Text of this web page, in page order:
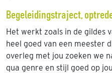
Begeleidingstraject,
Het werkt zoals in de gildes
heel goed van een meester
overleg met jou zoeken we
qua genre en stijl goed op